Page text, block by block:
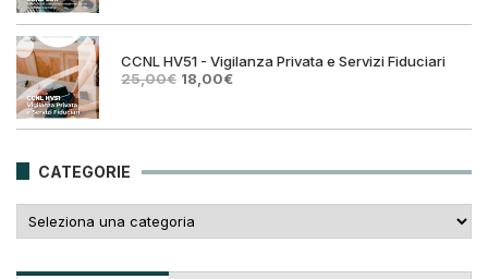
originale
25,00€.
attuale
18,00€.
CCNL HV51 - Vigilanza Privata e Servizi Fiduciari
25,00€ Il
era:
18,00€Il
è:
CATEGORIE